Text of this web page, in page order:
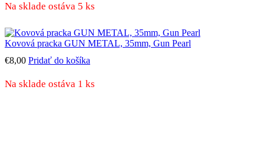
Na sklade ostáva 5 ks
Kovová pracka GUN METAL, 35mm, Gun Pearl
€8,00 Pridať do košíka
Na sklade ostáva 1 ks